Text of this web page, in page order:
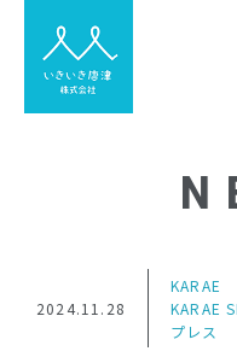
2024.11.28
KARAE
KARAE
プレス